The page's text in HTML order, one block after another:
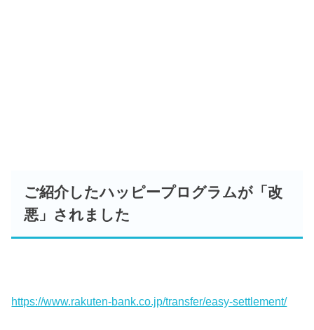
ご紹介したハッピープログラムが「改
悪」されました
https://www.rakuten-bank.co.jp/transfer/easy-settlement/